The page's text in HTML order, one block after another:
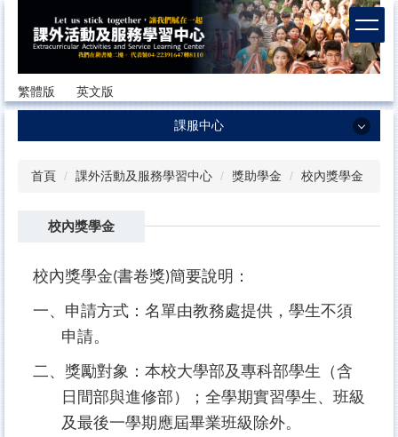
內
容
繁體版 英文版
課服中心
中心簡介
各項就學補助
獎助學金
課服中心法規
服務學習專區
首頁 課外活動及服務學習中心 獎助學金 校內獎學金
校內獎學金
校內獎學金(書卷獎)簡要說明：
一、申請方式：名單由教務處提供，學生不須
申請。
二、獎勵對象：本校大學部及專科部學生（含
日間部與進修部）；全學期實習學生、班級
及最後一學期應屆畢業班級除外。